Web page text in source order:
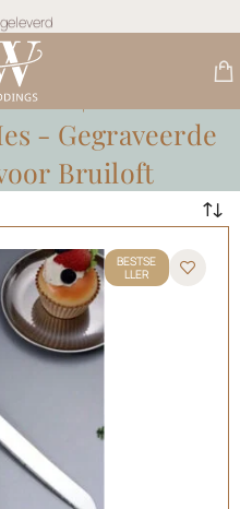
Taartschep en Mes
- Gegraveerde
Bruiloft
BESTSE
LLER